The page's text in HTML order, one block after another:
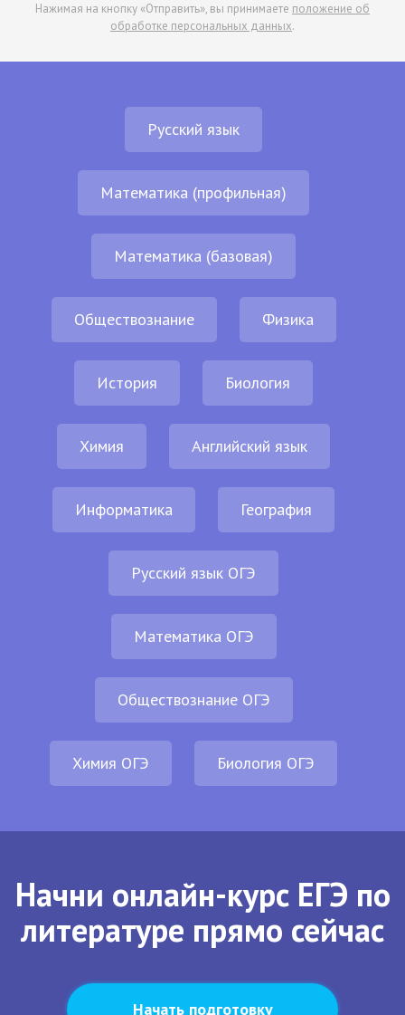
Нажимая на кнопку «Отправить», вы принимаете положение об
обработке персональных данных.
Русский язык
Математика (профильная)
Математика (базовая)
Обществознание Физика
История Биология
Химия Английский язык
Информатика География
Русский язык ОГЭ
Математика ОГЭ
Обществознание ОГЭ
Химия ОГЭ Биология ОГЭ
Начни онлайн-курс ЕГЭ по
литературе прямо сейчас
Начать подготовку